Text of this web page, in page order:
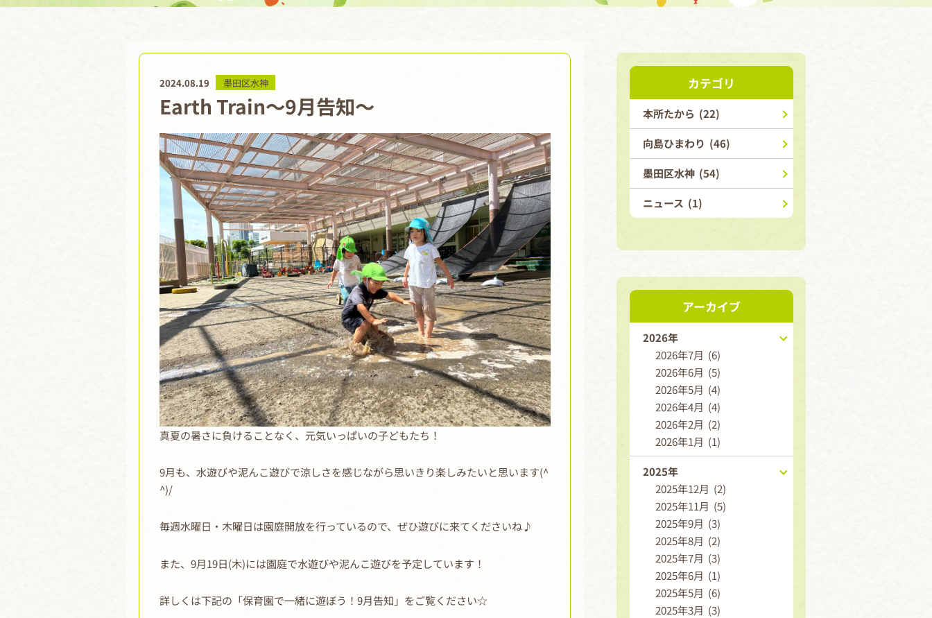
2024.08.19 墨田区水神
Earth Train～9月告知～
真夏の暑さに負けることなく、元気いっぱいの子どもたち！
9月も、水遊びや泥んこ遊びで涼しさを感じながら思いきり楽しみたいと思います(^
^)/
毎週水曜日・木曜日は園庭開放を行っているので、ぜひ遊びに来てくださいね♪
また、9月19日(木)には園庭で水遊びや泥んこ遊びを予定しています！
詳しくは下記の「保育園で一緒に遊ぼう！9月告知」をご覧ください☆
カテゴリ
本所たから (22)
向島ひまわり (46)
墨田区水神 (54)
ニュース (1)
アーカイブ
2026年
2026年7月 (6)
2026年6月 (5)
2026年5月 (4)
2026年4月 (4)
2026年2月 (2)
2026年1月 (1)
2025年
2025年12月 (2)
2025年11月 (5)
2025年9月 (3)
2025年8月 (2)
2025年7月 (3)
2025年6月 (1)
2025年5月 (6)
2025年3月 (3)